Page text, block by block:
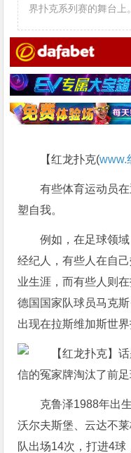
界扑克系列赛的舞台上。
【红龙扑克(www.
有些体育运动员
塑自我。
例如，在足球领
经纪人，有些人在自
业生涯，而有些人则
德国国家队球员马克
出现在拉斯维加斯世
克鲁泽1988年出
沃尔夫斯堡、云达不
队出场14次，打进4球